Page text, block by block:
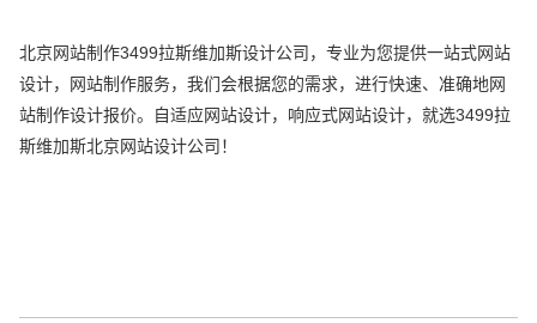
北京网站制作3499拉斯维加斯设计公司，专业为您提供一站式网站
设计，网站制作服务，我们会根据您的需求，进行快速、准确地网
站制作设计报价。自适应网站设计，响应式网站设计，就选3499拉
斯维加斯北京网站设计公司！